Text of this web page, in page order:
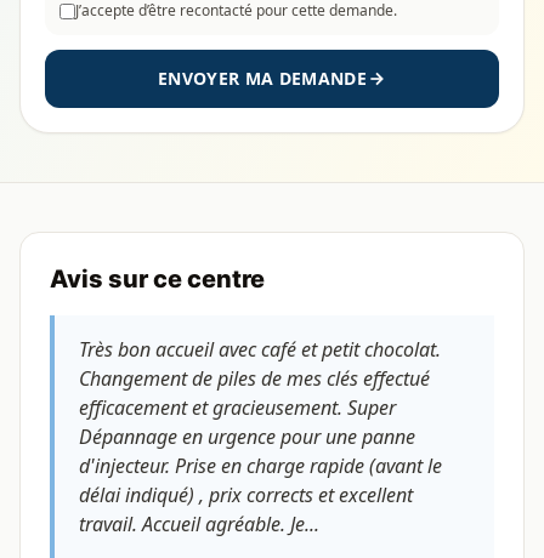
J’accepte d’être recontacté pour cette demande.
ENVOYER MA DEMANDE
Avis sur ce centre
Très bon accueil avec café et petit chocolat.
Changement de piles de mes clés effectué
efficacement et gracieusement. Super
Dépannage en urgence pour une panne
d'injecteur. Prise en charge rapide (avant le
délai indiqué) , prix corrects et excellent
travail. Accueil agréable. Je...